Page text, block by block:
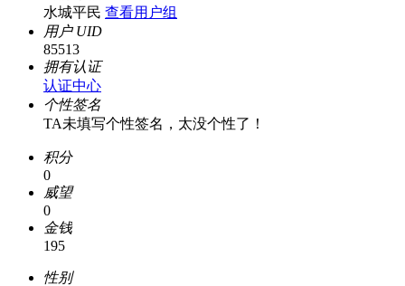
水城平民 查看用户组
用户 UID
85513
拥有认证
认证中心
个性签名
TA未填写个性签名，太没个性了！
积分
0
威望
0
金钱
195
性别